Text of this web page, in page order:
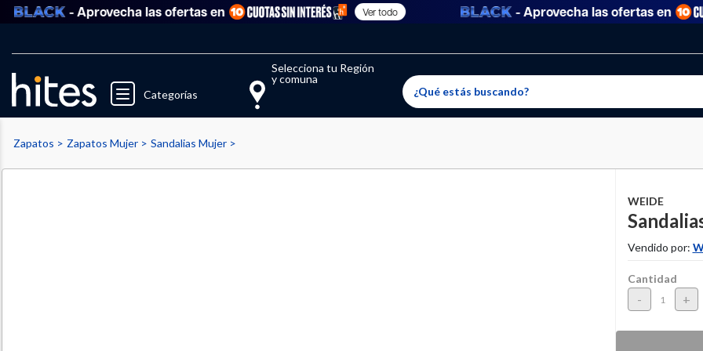
- Aprovecha las ofertas en Ver todo - Aprovecha las ofertas en
Categorías
Selecciona tu Región
y comuna
El producto ha sido eliminado correctamente
El producto ha sido agregado a tu lista de favoritos
Llegaste al límite de productos favoritos permitidos, para agregar uno nuevo ingresa a “Mi
Zapatos Zapatos Mujer
Sandalias Mujer
WEIDE
Vendido por:
Cantidad
- +